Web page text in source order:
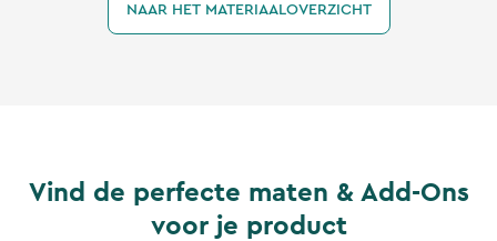
NAAR HET MATERIAALOVERZICHT
Vind de perfecte maten & Add-Ons
voor je product